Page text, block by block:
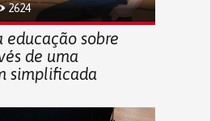
2624
educação sobre
de uma
simplificada